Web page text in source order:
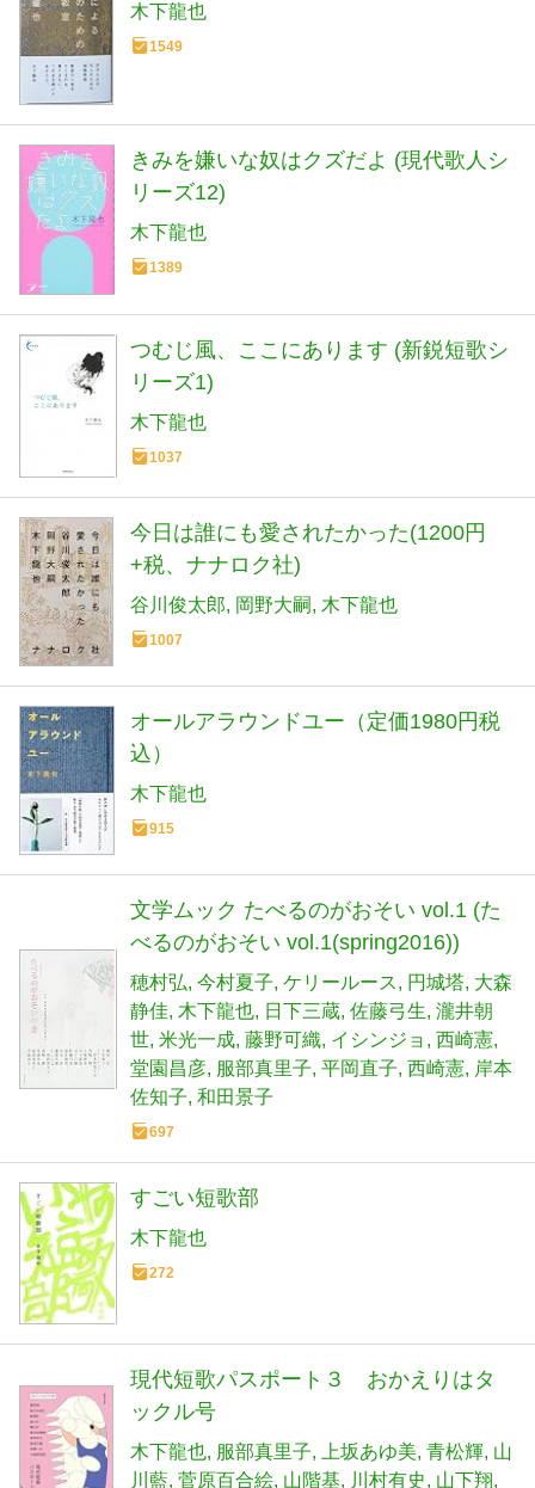
木下龍也
1549
きみを嫌いな奴はクズだよ (現代歌人シ
リーズ12)
木下龍也
1389
つむじ風、ここにあります (新鋭短歌シ
リーズ1)
木下龍也
1037
今日は誰にも愛されたかった(1200円
+税、ナナロク社)
谷川俊太郎 岡野大嗣 木下龍也
1007
オールアラウンドユー（定価1980円税
込）
木下龍也
915
文学ムック たべるのがおそい vol.1 (た
べるのがおそい vol.1(spring2016))
穂村弘 今村夏子 ケリールース 円城塔 大森
静佳 木下龍也 日下三蔵 佐藤弓生 瀧井朝
世 米光一成 藤野可織 イシンジョ
西崎憲
堂園昌彦 服部真里子 平岡直子 西崎憲 岸本
佐知子 和田景子
697
すごい短歌部
木下龍也
272
現代短歌パスポート３ おかえりはタ
ックル号
木下龍也 服部真里子 上坂あゆ美 青松輝 山
川藍 菅原百合絵 山階基 川村有史
山下翔